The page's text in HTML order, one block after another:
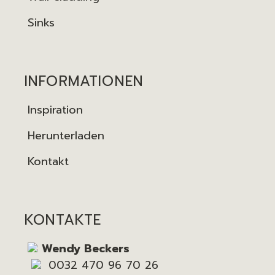
Sinks
INFORMATIONEN
Inspiration
Herunterladen
Kontakt
KONTAKTE
Wendy Beckers
0032 470 96 70 26